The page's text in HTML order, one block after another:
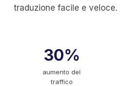
traduzione facile e veloce.
30%
aumento del
traffico